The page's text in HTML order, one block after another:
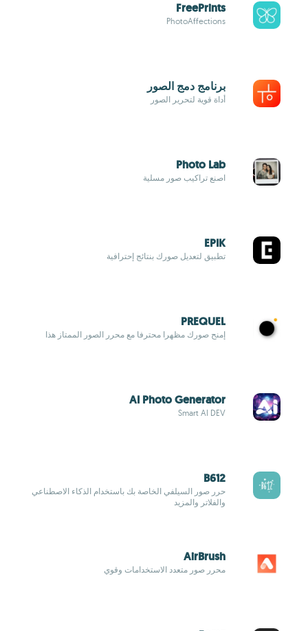
FreePrints
PhotoAffections
برنامج دمج الصور‎
أداة قوية لتحرير الصور
Photo Lab
اصنع تراكيب صور مسلية
EPIK
تطبيق لتعديل صورك بنتائج إحترافية
PREQUEL
إمنح صورك مظهرا محترفا مع محرر الصور الممتاز هذا
AI Photo Generator
Smart AI DEV
B612
حرر صور السيلفي الخاصة بك باستخدام الذكاء الاصطناعي
والفلاتر والمزيد
AirBrush
محرر صور متعدد الاستخدامات وقوي